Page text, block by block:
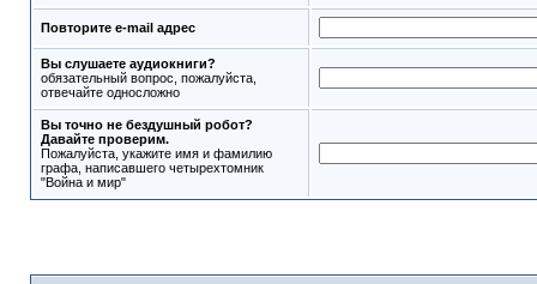
Повторите e-mail адрес
Вы слушаете аудиокниги?
обязательный вопрос, пожалуйста,
отвечайте односложно
Вы точно не бездушный робот?
Давайте проверим.
Пожалуйста, укажите имя и фамилию
графа, написавшего четырехтомник
"Война и мир"